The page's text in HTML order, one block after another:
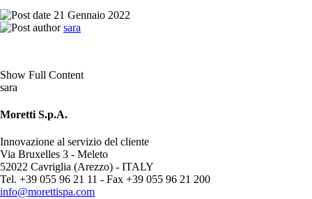
21 Gennaio 2022
sara
Show Full Content
sara
Moretti S.p.A.
Innovazione al servizio del cliente
Via Bruxelles 3 - Meleto
52022 Cavriglia (Arezzo) - ITALY
Tel. +39 055 96 21 11 - Fax +39 055 96 21 200
info@morettispa.com